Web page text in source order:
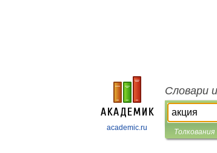
academic.ru
Словари
Толкования